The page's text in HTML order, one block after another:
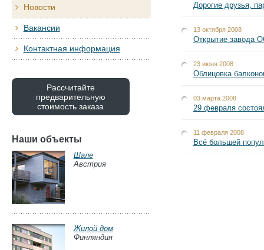
Дорогие друзья,
13 октября 2008
Открытие завода
23 июня 2008
Облицовка
03 марта 2008
29 февраля
11 февраля 2008
Всё большей
Новости
Вакансии
Контактная информация
Рассчитайте
предварительную
стоимость заказа
Наши объекты
Шале
Австрия
Жилой дом
Финляндия